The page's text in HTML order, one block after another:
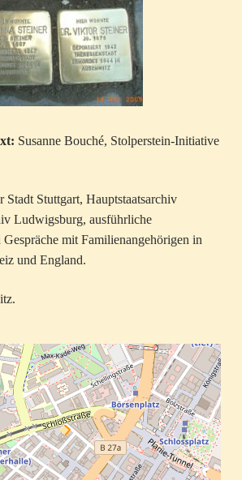
Susanne Bouché, Stolperstein-Initiative
Stadt Stuttgart, Hauptstaatsarchiv
Ludwigsburg, ausführliche
mit Familienangehörigen in
und England.